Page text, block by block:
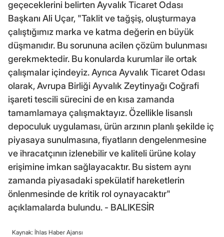
geçeceklerini belirten Ayvalık Ticaret Odası
Başkanı Ali Uçar, "Taklit ve tağşiş, oluşturmaya
çalıştığımız marka ve katma değerin en büyük
düşmanıdır. Bu sorununa acilen çözüm bulunması
gerekmektedir. Bu konularda kurumlar ile ortak
çalışmalar içindeyiz. Ayrıca Ayvalık Ticaret Odası
olarak, Avrupa Birliği Ayvalık Zeytinyağı Coğrafi
işareti tescili sürecini de en kısa zamanda
tamamlamaya çalışmaktayız. Özellikle lisanslı
depoculuk uygulaması, ürün arzının planlı şekilde iç
piyasaya sunulmasına, fiyatların dengelenmesine
ve ihracatçının izlenebilir ve kaliteli ürüne kolay
erişimine imkan sağlayacaktır. Bu sistem aynı
zamanda piyasadaki spekülatif hareketlerin
önlenmesinde de kritik rol oynayacaktır"
açıklamalarda bulundu. - BALIKESİR
Kaynak: İhlas Haber Ajansı